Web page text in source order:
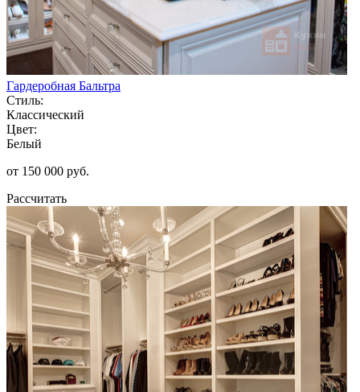
Гардеробная Бальтра
Стиль:
Классический
Цвет:
Белый
от 150 000 руб.
Рассчитать